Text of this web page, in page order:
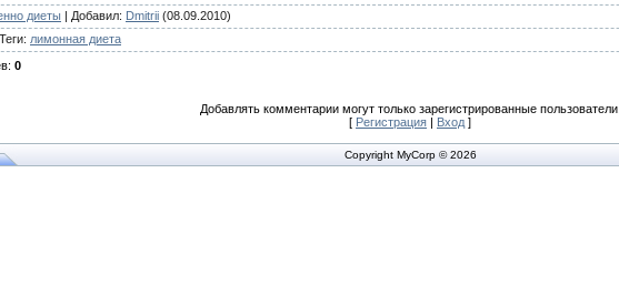
диеты | Добавил: Dmitrii (08.09.2010)
Теги: лимонная диета
: 0
Добавлять комментарии могут только зарегистрированные пользователи.
[ Регистрация | Вход ]
Copyright MyCorp © 2026